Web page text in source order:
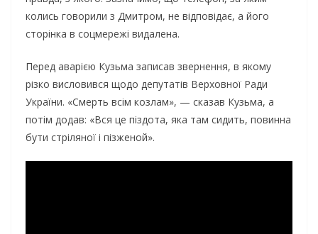
колись говорили з Дмитром, не відповідає, а його
сторінка в соцмережі видалена.
Перед аварією Кузьма записав звернення, в якому
різко висловився щодо депутатів Верховної Ради
України. «Смерть всім козлам», — сказав Кузьма, а
потім додав: «Вся це піздота, яка там сидить, повинна
бути стріляної і пізженой».